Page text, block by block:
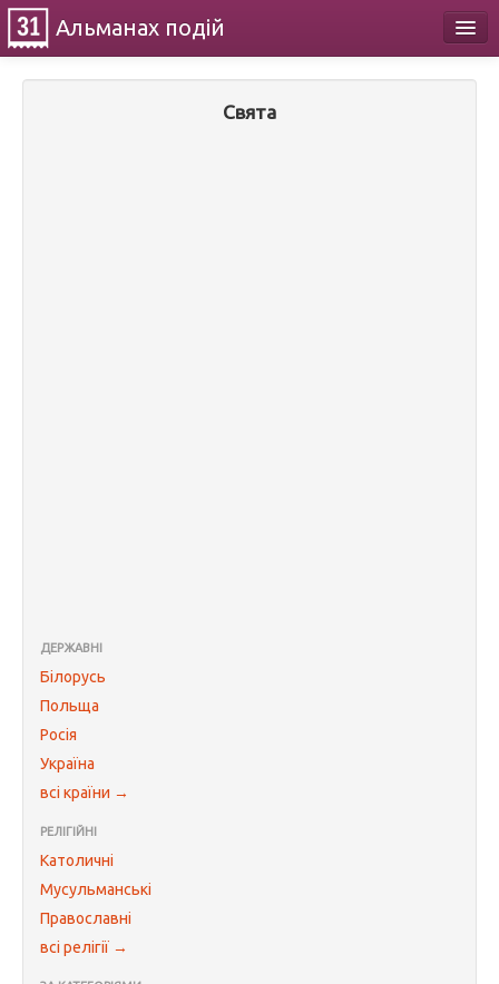
Альманах подій
Свята
ДЕРЖАВНІ
Білорусь
Польща
Росія
Україна
всі країни →
РЕЛІГІЙНІ
Католичні
Мусульманські
Православні
всі релігії →